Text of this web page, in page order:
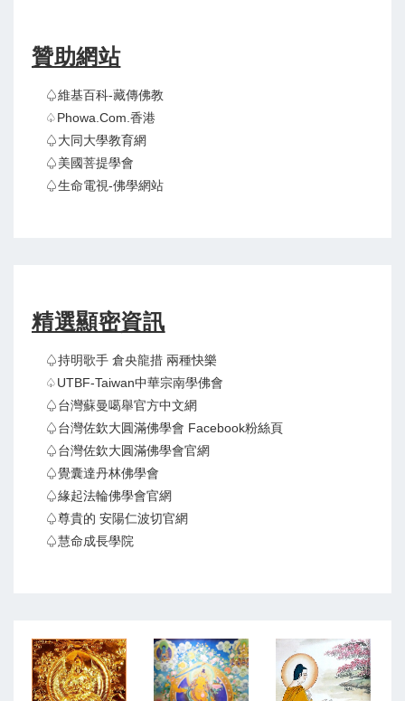
贊助網站
♤維基百科-藏傳佛教
♤Phowa.com.香港
♤大同大學教育網
♤美國菩提學會
♤生命電視-佛學網站
精選顯密資訊
♤持明歌手 倉央龍措 兩種快樂
♤UTBF-Taiwan中華宗南學佛會
♤台灣蘇曼噶舉官方中文網
♤台灣佐欽大圓滿佛學會 Facebook粉絲頁
♤台灣佐欽大圓滿佛學會官網
♤覺囊達丹林佛學會
♤緣起法輪佛學會官網
♤尊貴的 安陽仁波切官網
♤慧命成長學院